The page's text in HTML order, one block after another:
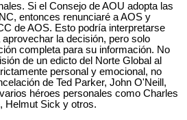
Si el Consejo de AOU adopta las
entonces renunciaré a AOS y
de AOS. Esto podría interpretarse
la decisión, pero solo
completa para su información. No
de un edicto del Norte Global al
personal y emocional, no
de Ted Parker, John O'Neill,
héroes personales como Charles
Helmut Sick y otros.